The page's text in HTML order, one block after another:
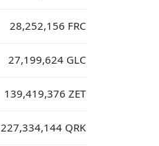
28,252,156 FRC
27,199,624 GLC
139,419,376 ZET
227,334,144 QRK